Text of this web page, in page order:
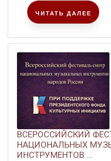
ЧИТАТЬ ДАЛЕЕ
ВСЕРОССИЙСКИЙ
НАЦИОНАЛЬНЫХ
ИНСТРУМЕНТОВ ...